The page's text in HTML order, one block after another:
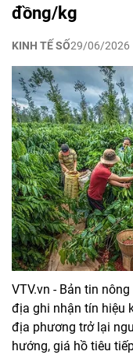
đồng/kg
KINH TẾ SỐ29/06/2026
VTV.vn - Bản tin
địa ghi nhận tín hiệu
địa phương trở lại
hướng, giá hồ tiêu